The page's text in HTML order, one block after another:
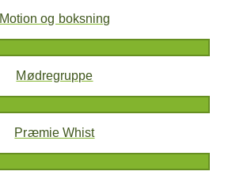
Motion og boksning
Mødregruppe
Præmie Whist